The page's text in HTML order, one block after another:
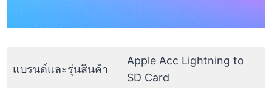
แบรนด์และรุ่นสินค้า
Apple Acc Lightning to
SD Card